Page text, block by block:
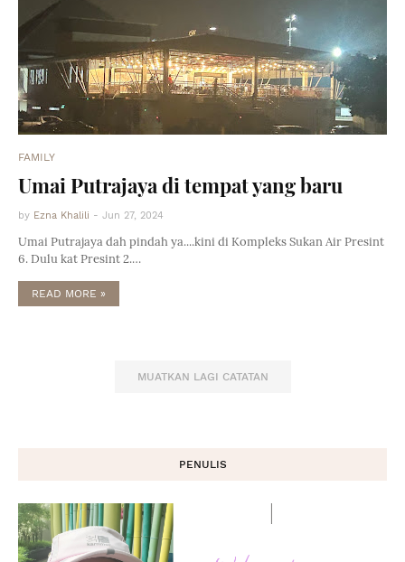
FAMILY
Umai Putrajaya di tempat yang baru
by Ezna Khalili - Jun 27, 2024
Umai Putrajaya dah pindah ya....kini di Kompleks Sukan Air Presint
6. Dulu kat Presint 2.…
READ MORE »
MUATKAN LAGI CATATAN
PENULIS